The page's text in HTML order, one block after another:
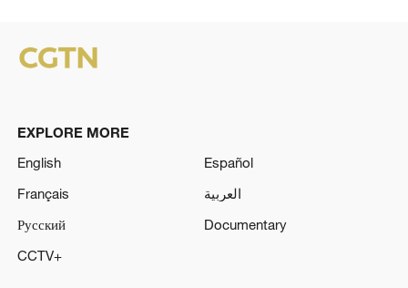
EXPLORE MORE
English
Español
Français
العربية
Русский
Documentary
CCTV+